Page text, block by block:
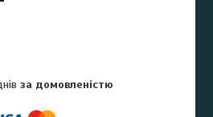
за домовленістю